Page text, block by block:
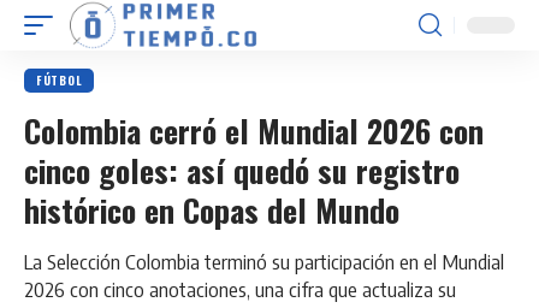
FÚTBOL
Colombia cerró el Mundial 2026 con
cinco goles: así quedó su registro
histórico en Copas del Mundo
La Selección Colombia terminó su participación en el Mundial
2026 con cinco anotaciones, una cifra que actualiza su